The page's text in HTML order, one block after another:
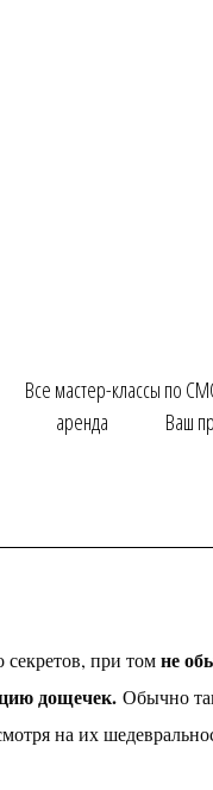
Все мастер-классы по
аренда
Ваш
секретов, при томне
дощечек. Обычно
на их